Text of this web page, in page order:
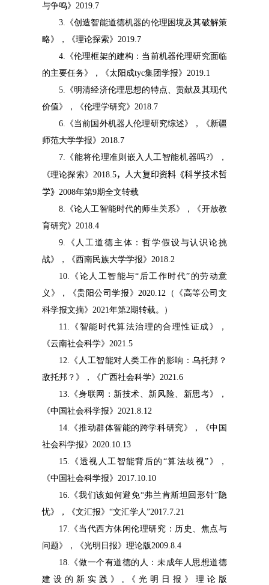
与争鸣》 2019.7
3.
《创造智能道德机器的伦理困境及其破解策
略》，《理论探索》 2019.7
4.
《伦理框架的建构：当前机器伦理研究面临
的主要任务》，《太阳成tyc集团学报》 2019.1
5.
《明清经济伦理思想的特点、贡献及其现代
价值》，《伦理学研究》 2018.7
6.
《当前国外机器人伦理研究综述》，《新疆
师范大学学报》 2018.7
7.
《能将伦理准则嵌入人工智能机器吗?》，
《理论探索》 2018.5，
人大复印资料《科学技术哲
学》 2008年第9期全文转载
8.
《论人工智能时代的师生关系》，《开放教
育研究》 2018.4
9.
《人工道德主体：哲学假设与认识论挑
战》，《西南民族大学学报》 2018.2
10.
《论人工智能与“后工作时代”的劳动意
义》，《贵阳公司学报》 2020.12 （《高等公司文
科学报文摘》 2021年第2期转载。）
11.
《智能时代算法治理的合理性证成》，
《云南社会科学》 2021.5
12.
《人工智能对人类工作的影响：乌托邦？
敌托邦？》，《广西社会科学》 2021.6
13.
《身联网：新技术、新风险、新思考》，
《中国社会科学报》 2021.8.12
14.
《推动群体智能的跨学科研究》，《中国
社会科学报》 2020.10.13
15.
《透视人工智能背后的“算法歧视”》，
《中国社会科学报》 2017.10.10
16.
《我们该如何避免“弗兰肯斯坦回形针”隐
忧》，《文汇报》“文汇学人”2017.7.21
17.
《当代西方休闲伦理研究：历史、焦点与
问题》，《光明日报》理论版2009.8.4
18.
《做一个有道德的人：未成年人思想道德
建设的新实践》
《光明日报》理论版